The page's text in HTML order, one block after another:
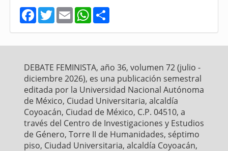
F
a
c
e
b
k
T
w
t
t
E
m
a
i
l
W
h
a
t
s
p
S
h
r
e
DEBATE FEMINISTA, año 36, volumen 72 (julio -
diciembre 2026), es una publicación semestral
editada por la Universidad Nacional Autónoma
de México, Ciudad Universitaria, alcaldía
Coyoacán, Ciudad de México, C.P. 04510, a
través del Centro de Investigaciones y Estudios
de Género, Torre II de Humanidades, séptimo
piso, Ciudad Universitaria, alcaldía Coyoacán,